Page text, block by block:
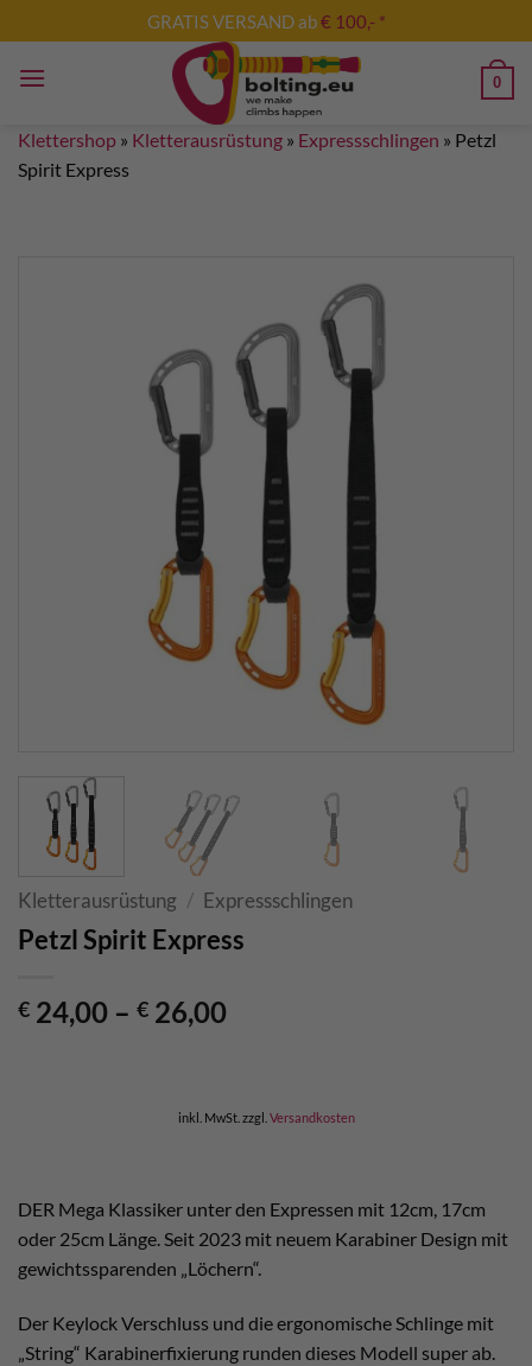
Inhalt
springen
GRATIS VERSAND ab€ 100,- *
0
Klettershop » Kletterausrüstung » Expressschlingen » Petzl
Spirit Express
Kletterausrüstung / Expressschlingen
Petzl Spirit Express
€ 24,00 – € 26,00
inkl. MwSt. zzgl. Versandkosten
DER Mega Klassiker unter den Expressen mit 12cm, 17cm
oder 25cm Länge. Seit 2023 mit neuem Karabiner Design mit
gewichtssparenden „Löchern“.
Der Keylock Verschluss und die ergonomische Schlinge mit
„String“ Karabinerfixierung runden dieses Modell super ab.